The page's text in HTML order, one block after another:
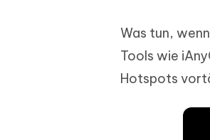
Was tun,
Tools wie
Hotspots